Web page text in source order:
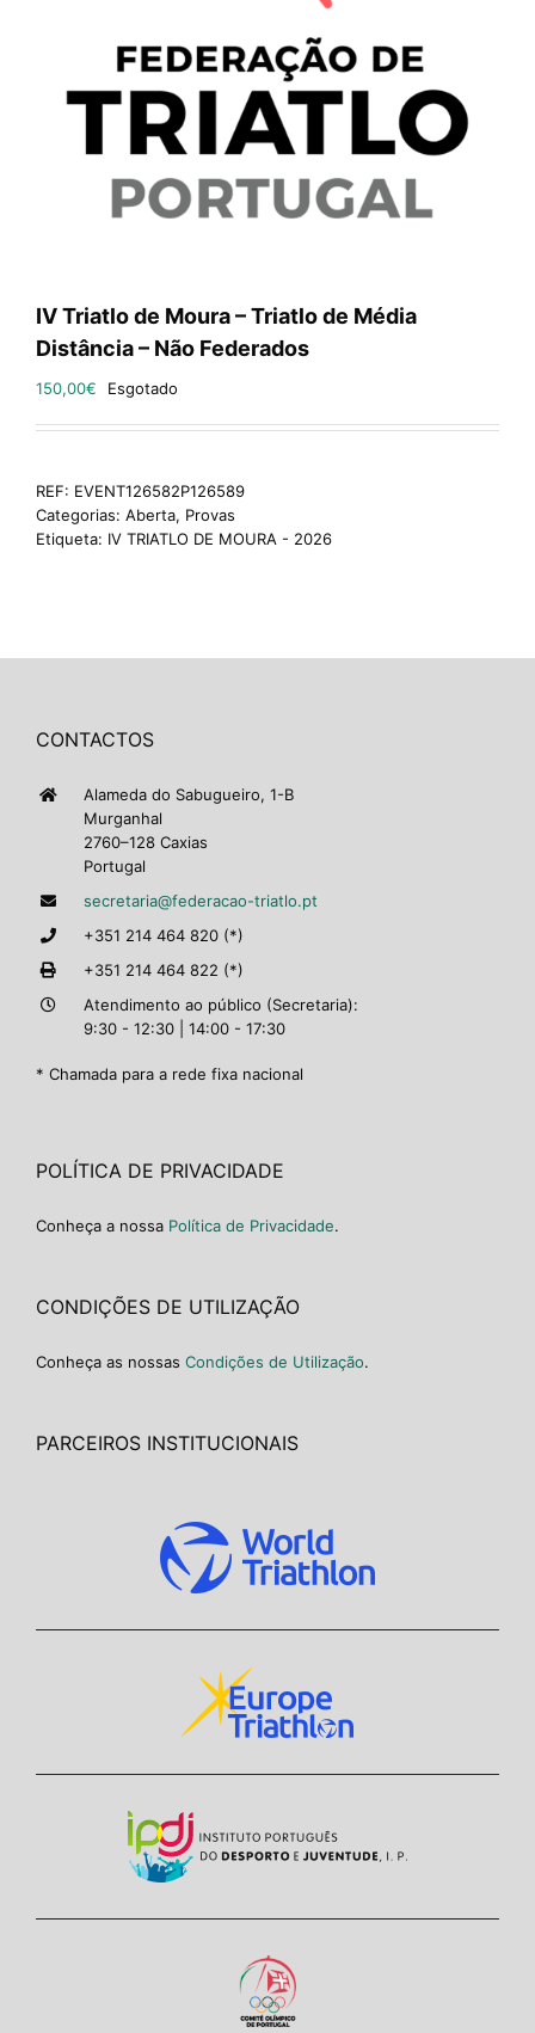
IV Triatlo de Moura – Triatlo de Média
Distância – Não Federados
150,00€ Esgotado
REF: EVENT126582P126589
Categorias: Aberta, Provas
Etiqueta: IV TRIATLO DE MOURA - 2026
CONTACTOS
Alameda do Sabugueiro, 1-B
Murganhal
2760–128 Caxias
Portugal
secretaria@federacao-triatlo.pt
+351 214 464 820 (*)
+351 214 464 822 (*)
Atendimento ao público (Secretaria):
9:30 - 12:30 | 14:00 - 17:30
* Chamada para a rede fixa nacional
POLÍTICA DE PRIVACIDADE
Conheça a nossa Política de Privacidade.
CONDIÇÕES DE UTILIZAÇÃO
Conheça as nossas Condições de Utilização.
PARCEIROS INSTITUCIONAIS